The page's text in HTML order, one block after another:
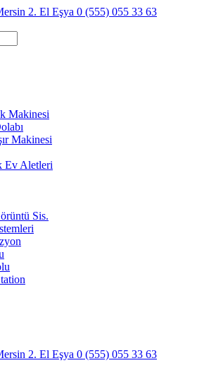
Makinesi
Makinesi
Ev Aletleri
Sis.